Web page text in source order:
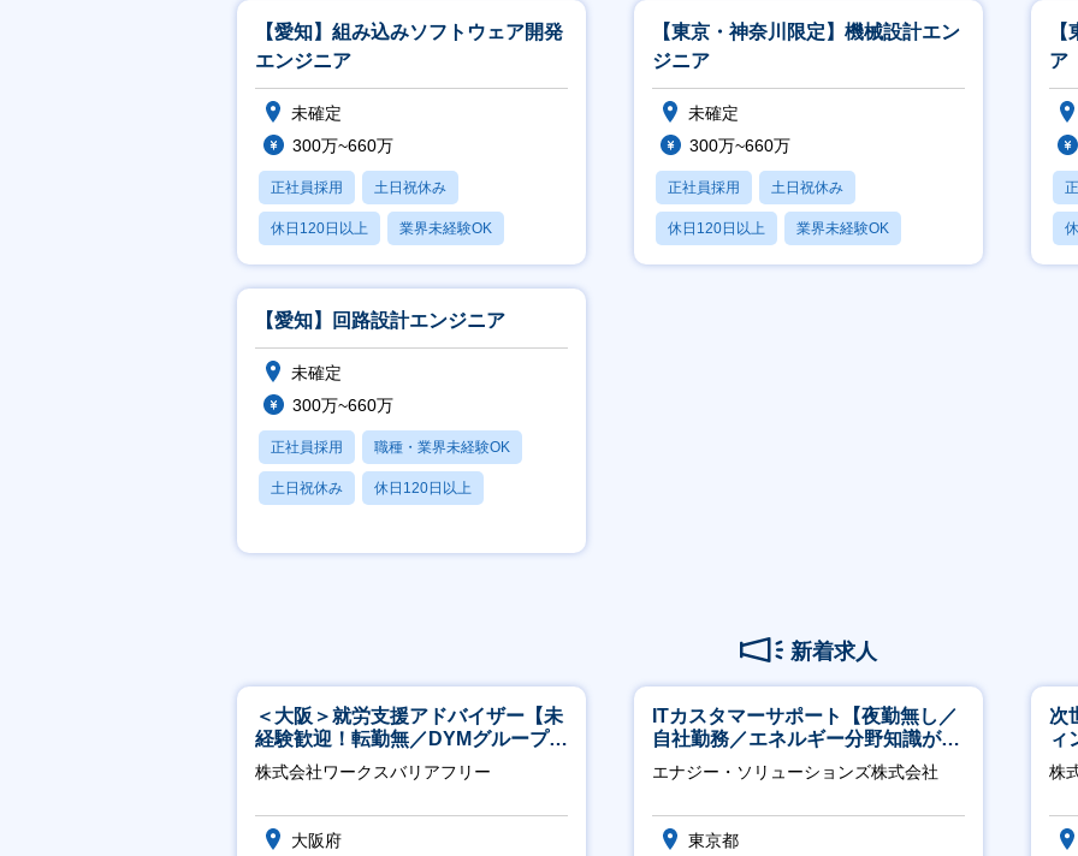
【愛知】組み込みソフトウェア開発
エンジニア
未確定
300万~660万
正社員採用 土日祝休み
休日120日以上 業界未経験OK
産休・育休あり
【東京・神奈川限定】機械設計エン
ジニア
未確定
300万~660万
正社員採用 土日祝休み
休日120日以上 業界未経験OK
産休・育休あり
ア
【愛知】回路設計エンジニア
未確定
300万~660万
正社員採用 職種・業界未経験OK
土日祝休み 休日120日以上
新着求人
＜大阪＞就労支援アドバイザー【未
経験歓迎！転勤無／DYMグループ／
ホスピタリティ高い方歓迎／土日
祝】
株式会社ワークスバリアフリー
大阪府
ITカスタマーサポート【夜勤無し／
自社勤務／エネルギー分野知識が身
につきます】
エナジー・ソリューションズ株式会社
東京都
次
ィ
株